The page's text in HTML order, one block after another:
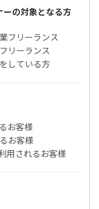
ーの対象となる方
フリーランス
リーランス
している方
お客様
お客様
用されるお客様